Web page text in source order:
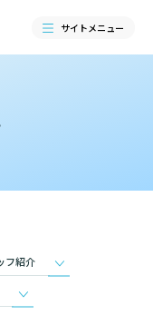
サイトメニュー
フ紹介